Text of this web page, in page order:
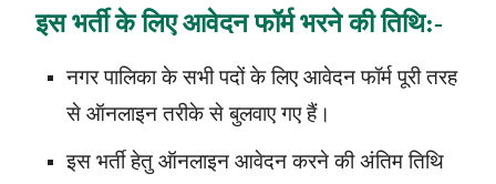
इस भर्ती के लिए आवेदन फॉर्म भरने की तिथि:-
नगर पालिका के सभी पदों के लिए आवेदन फॉर्म पूरी तरह
से ऑनलाइन तरीके से बुलवाए गए हैं।
इस भर्ती हेतु ऑनलाइन आवेदन करने की अंतिम तिथि